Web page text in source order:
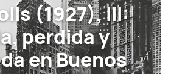
(1927), III:
perdida y
en Buenos